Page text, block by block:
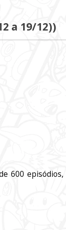
a 19/12))
600 episódios,